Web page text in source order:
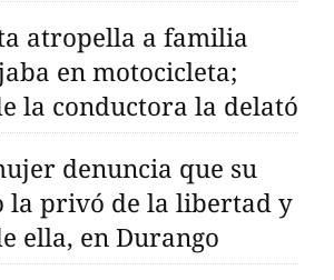
atropella a familia
en motocicleta;
la conductora la delató
denuncia que su
la privó de la libertad y
ella, en Durango